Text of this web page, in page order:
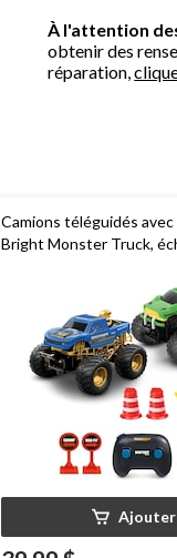
À l'attention
obtenir des
réparation,
Camions téléguidés
Bright Monster Truck,
Ajouter